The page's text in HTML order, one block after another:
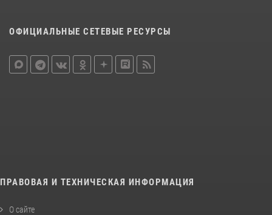
ОФИЦИАЛЬНЫЕ СЕТЕВЫЕ РЕСУРСЫ
ПРАВОВАЯ И ТЕХНИЧЕСКАЯ ИНФОРМАЦИЯ
О сайте